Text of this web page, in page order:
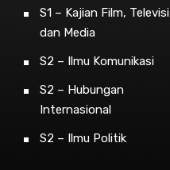
S1 – Kajian Film, Televisi
dan Media
S2 – Ilmu Komunikasi
S2 – Hubungan
Internasional
S2 – Ilmu Politik